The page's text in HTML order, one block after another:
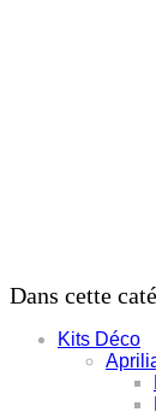
Dans cette
Kits Déco